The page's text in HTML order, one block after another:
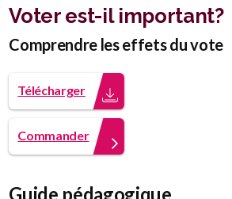
here
Voter est-il important?
Comprendre les effets du vote
Télécharger
Commander
Guide pédagogique